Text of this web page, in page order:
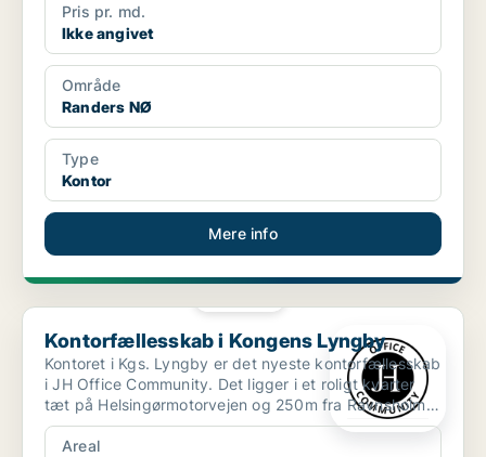
Pris pr. md.
Ikke angivet
Område
Randers NØ
Type
Kontor
Mere info
Kontorfællesskab i Kongens Lyngby
Kontorfællesskab i Kongens Lyngby
Kontoret i Kgs. Lyngby er det nyeste kontorfællesskab
i JH Office Community. Det ligger i et roligt kvarter
tæt på Helsingørmotorvejen og 250m fra Ravnsholm
...
Areal